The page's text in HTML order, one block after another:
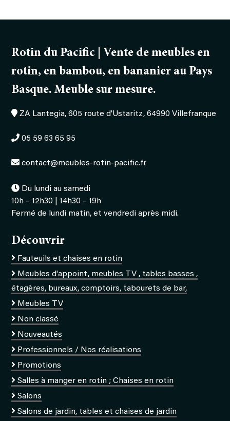
Rotin du Pacific | Vente de meubles en
rotin, en bambou, en bananier au Pays
Basque. Meuble sur mesure.
ZA Lantegia, 605 route d'Ustaritz, 64990 Villefranque
05 59 63 65 95
contact@meubles-rotin-pacific.fr
Du lundi au samedi
10h – 12h30 | 14h30 – 19h
Fermé de lundi matin, et vendredi après midi.
Découvrir
Fauteuils et chaises en rotin
Meubles d'appoint, meubles TV , tables basses ,
étagères, bureaux, comptoirs, tabourets de bar,
Meubles TV
Non classé
Nouveautés
Professionnels / Nos réalisations
Promotions
Salles à manger en rotin ; Chaises en rotin
Salons
Salons de jardin, tables et chaises de jardin